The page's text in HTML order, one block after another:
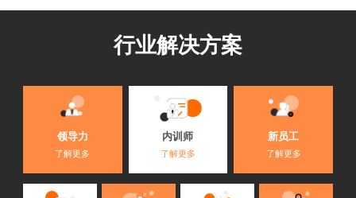
行业解决方案
领导力
了解更多
内训师
了解更多
新员工
了解更多